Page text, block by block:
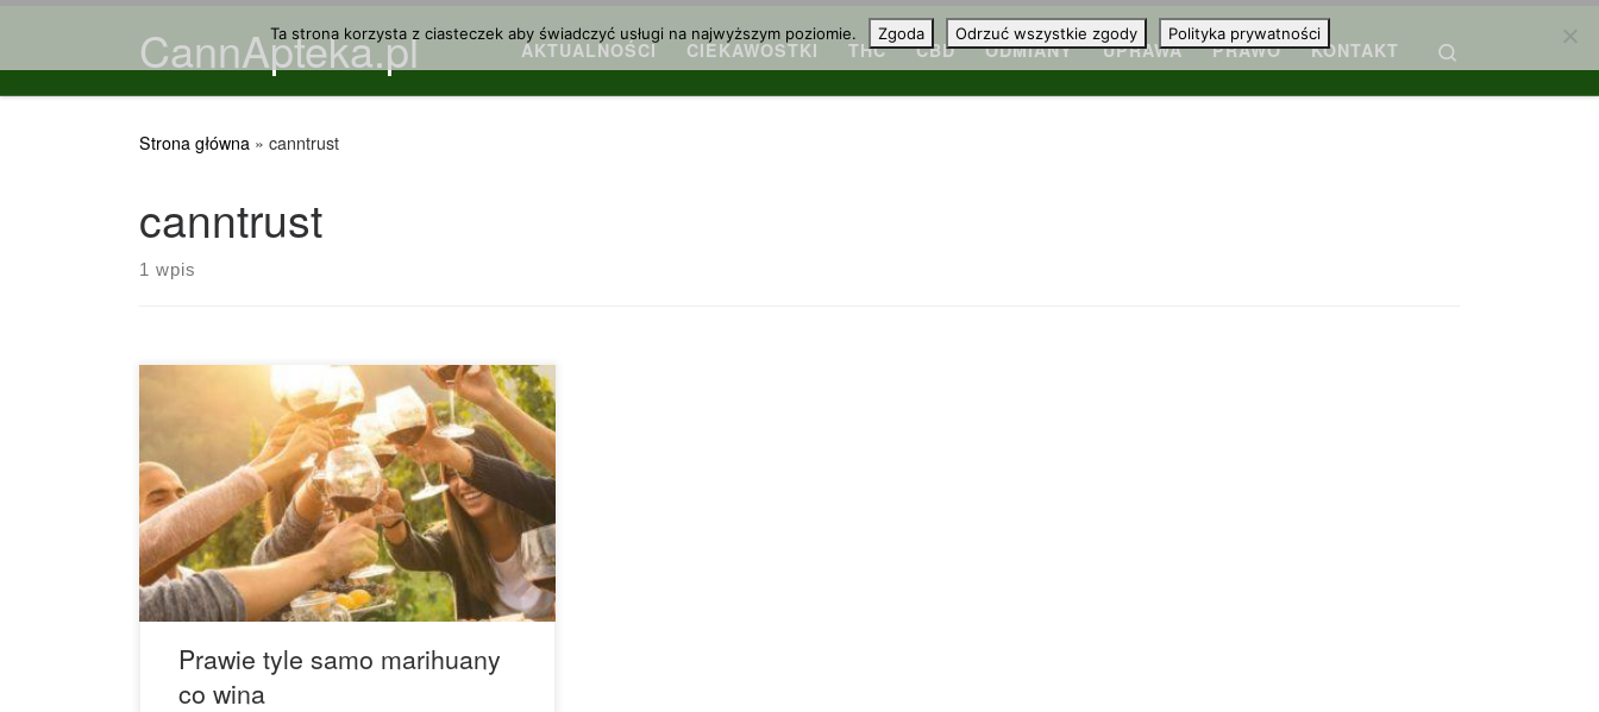
Przejdź do treściCannApteka.pl AKTUALNOŚCI CIEKAWOSTKI THC CBD ODMIANY UPRAWA PRAWO KONTAKT
Strona główna » canntrust
canntrust
1 wpis
Kanadyjczycy konsumują już prawie tyle samo
marihuany co wina, a nie jest ona jeszcze nawet
legalna. Nowy raport kanadyjskiej federalnej
agencji statystycznej szacuje, że w 2015 roku
około 5 milionów Kanadyjczyków spożyło około 7
ton cannabis. Kanadyjczycy spożyli w 2015 roku
marihuanę za aż 6,2 mld dolarów, prawie tyle
samo, […]
Prawie tyle samo marihuany
co wina
Ta strona korzysta z ciasteczek aby świadczyć usługi na najwyższym poziomie. Zgoda Odrzuć wszystkie zgody Polityka prywatności